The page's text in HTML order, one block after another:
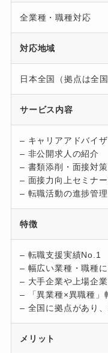
全業種・職種対応
対応地域
日本全国（拠点は全
サービス内容
– キャリアアドバイ
– 非公開求人の紹介
– 書類添削・面接対策
– 面接力向上セミナ
– 転職活動の進捗管
特徴
– 転職支援実績No.1
– 幅広い業種・職種
– 大手企業や上場企
– 「異業種×異職種」
– 全国に拠点があり
メリット